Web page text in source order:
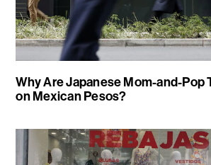
Why Are Japanese Mom-and-Pop
on Mexican Pesos?